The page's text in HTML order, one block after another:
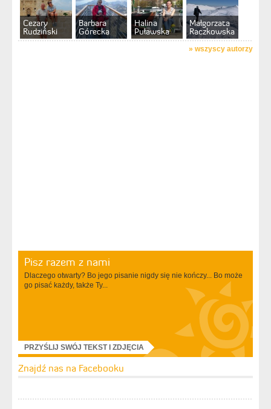
Cezary
Rudziński
Barbara
Górecka
Halina
Puławska
Małgorzata
Raczkowska
» wszyscy autorzy
Pisz razem z nami
Dlaczego otwarty? Bo jego pisanie nigdy się nie kończy... Bo może
go pisać każdy, także Ty...
PRZYŚLIJ SWÓJ TEKST I ZDJĘCIA
Znajdź nas na Facebooku